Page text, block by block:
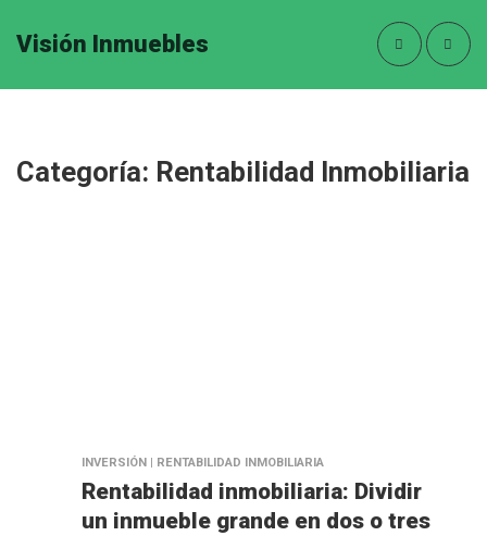
Visión Inmuebles
Categoría: Rentabilidad Inmobiliaria
INVERSIÓN | RENTABILIDAD INMOBILIARIA
Rentabilidad inmobiliaria: Dividir
un inmueble grande en dos o tres